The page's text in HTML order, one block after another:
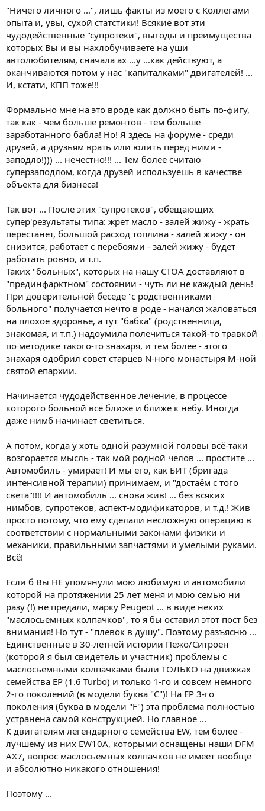
дня эксплуатации. А тот кто видел маслосъемные кольца от
"пежо", а я думаю, что у нас именно такие, тот примет верное
решение.
"Ничего личного ...", лишь факты из моего с Коллегами
опыта и, увы, сухой статстики! Всякие вот эти
чудодейственные "супротеки", выгоды и преимущества
которых Вы и вы нахлобучиваете на уши
автолюбителям, сначала ах ...у ...как действуют, а
оканчиваются потом у нас "капиталками" двигателей! ...
И, кстати, КПП тоже!!!
Формально мне на это вроде как должно быть по-фигу,
так как - чем больше ремонтов - тем больше
заработанного бабла! Но! Я здесь на форуме - среди
друзей, а друзьям врать или юлить перед ними -
заподло!))) ... нечестно!!! ... Тем более считаю
суперзаподлом, когда друзей используешь в качестве
объекта для бизнеса!
Так вот ... После этих "супротеков", обещающих
супер'результаты типа: жрет масло - залей жижу - жрать
перестанет, большой расход топлива - залей жижу - он
снизится, работает с перебоями - залей жижу - будет
работать ровно, и т.п.
Таких "больных", которых на нашу СТОА доставляют в
"прединфарктном" состоянии - чуть ли не каждый день!
При доверительной беседе "с родственниками
больного" получается нечто в роде - начался жаловаться
на плохое здоровье, а тут "бабка" (родственница,
знакомая, и т.п.) надоумила полечиться такой-то травкой
по методике такого-то знахаря, и тем более - этого
знахаря одобрил совет старцев N-ного монастыря M-ной
святой епархии.
Начинается чудодейственное лечение, в процессе
которого больной всё ближе и ближе к небу. Иногда
даже нимб начинает светиться.
А потом, когда у хоть одной разумной головы всё-таки
возгорается мысль - так мой родной челов ... простите ...
Автомобиль - умирает! И мы его, как БИТ (бригада
интенсивной терапии) принимаем, и "достаём с того
света"!!!! И автомобиль ... снова жив! ... без всяких
нимбов, супротеков, аспект-модификаторов, и т.д.! Жив
просто потому, что ему сделали несложную операцию в
соответствии с нормальными законами физики и
механики, правильными запчастями и умелыми руками.
Всё!
Если б Вы НЕ упомянули мою любимую и автомобили
которой на протяжении 25 лет меня и мою семью ни
разу (!) не предали, марку Peugeot ... в виде неких
"маслосьемных колпачков", то я бы оставил этот пост без
внимания! Но тут - "плевок в душу". Поэтому разъясню ...
Единственные в 30-летней истории Пежо/Ситроен
(которой я был свидетель и участник) проблемы с
маслосьемными колпачками были ТОЛЬКО на движках
семейства EP (1.6 Turbo) и только 1-го и совсем немного
2-го поколений (в модели буква "С")! На EP 3-го
поколения (буква в модели "F") эта проблема полностью
устранена самой конструкцией. Но главное ...
К двигателям легендарного семейства EW, тем более -
лучшему из них EW10A, которыми оснащены наши DFM
AX7, вопрос маслосьемных колпачков не имеет вообще
и абсолютно никакого отношения!
Поэтому ...